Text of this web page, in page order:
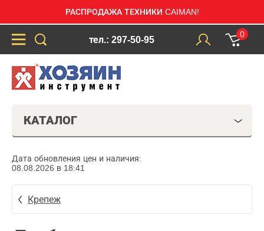
РАСПРОДАЖА ТЕХНИКИ CAIMAN!
тел.: 297-50-95
0
КАТАЛОГ
Дата обновления цен и наличия:
08.08.2026 в 18:41
Крепеж